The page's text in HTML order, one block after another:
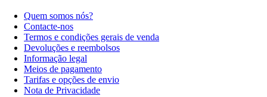
Quem somos nós?
Contacte-nos
Termos e condições gerais de venda
Devoluções e reembolsos
Informação legal
Meios de pagamento
Tarifas e opções de envio
Nota de Privacidade